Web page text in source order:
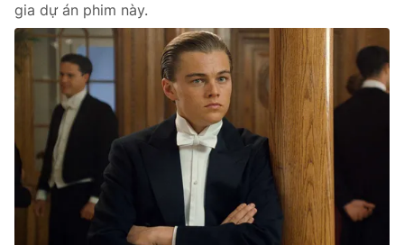
Video Shorts video
VTV Money VTV Thể thao
VTV Sức khoẻ Bất động sản
Thị trường 24h Tấm lòng Việt
gia dự án phim này.